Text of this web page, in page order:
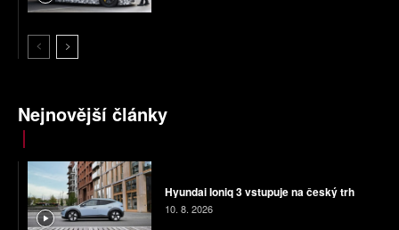
Nejnovější články
Hyundai Ioniq 3 vstupuje na český trh
10. 8. 2026